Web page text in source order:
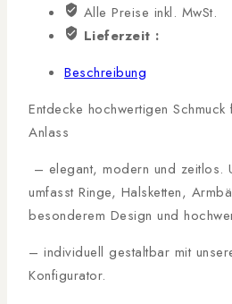
Alle Preise inkl. MwSt.
Lieferzeit :
Beschreibung
Entdecke hochwertigen
Anlass
– elegant, modern und zeitlos.
umfasst Ringe, Halsketten,
besonderem Design und
– individuell gestaltbar mit
Konfigurator.